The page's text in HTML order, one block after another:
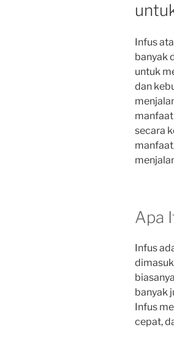
Infus
banyak
untuk
dan
secara
Apa
Infus
banyak
Infus
cepat,